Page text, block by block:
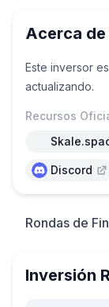
Acerca de
Este inversor
actualizando.
Recursos
Discord
Rondas de
Inversión